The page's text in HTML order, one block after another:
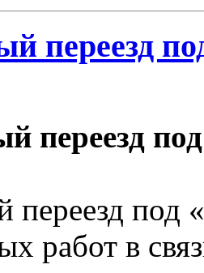
переезд
переезд
переезд под
работ в